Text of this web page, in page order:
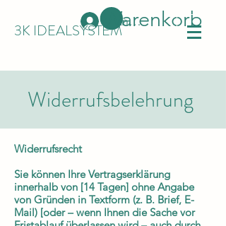
3K IDEALSYSTEMAnmelden
Warenkorb
Widerrufsbelehrung
Widerrufsrecht
Sie können Ihre Vertragserklärung
innerhalb von [14 Tagen] ohne Angabe
von Gründen in Textform (z. B. Brief, E-
Mail) [oder – wenn Ihnen die Sache vor